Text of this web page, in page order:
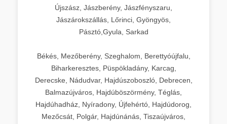
Újszász, Jászberény, Jászfényszaru,
Jászárokszállás, Lőrinci, Gyöngyös,
Pásztó,Gyula, Sarkad
Békés, Mezőberény, Szeghalom, Berettyóújfalu,
Biharkeresztes, Püspökladány, Karcag,
Derecske, Nádudvar, Hajdúszoboszló, Debrecen,
Balmazújváros, Hajdúböszörmény, Téglás,
Hajdúhadház, Nyíradony, Újfehértó, Hajdúdorog,
Mezőcsát, Polgár, Hajdúnánás, Tiszaújváros,